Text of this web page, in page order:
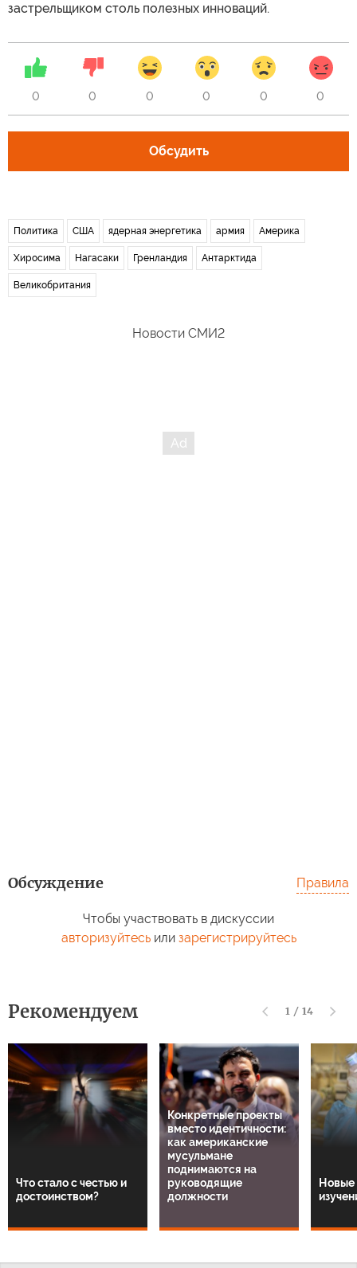
застрельщиком столь полезных инноваций.
0 0 0 0 0 0
Обсудить
Политика США ядерная энергетика армия Америка
Хиросима Нагасаки Гренландия Антарктида
Великобритания
Новости СМИ2
Обсуждение Правила
Чтобы участвовать в дискуссии
авторизуйтесьили зарегистрируйтесь
Рекомендуем 1 / 14
Что стало с честью и
достоинством?
Конкретные проекты
вместо идентичности:
как американские
мусульмане
поднимаются на
руководящие
должности
Новые